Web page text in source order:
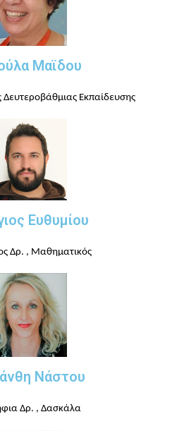
Μαϊδου
Δευτεροβάθμιας Εκπαίδευσης
Ευθυμίου
Δρ. , Μαθηματικός
Νάστου
Δρ. , Δασκάλα